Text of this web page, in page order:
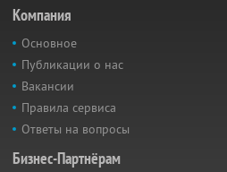
Компания
Основное
Публикации о нас
Вакансии
Правила сервиса
Ответы на вопросы
Бизнес-Партнёрам